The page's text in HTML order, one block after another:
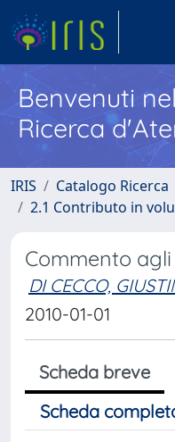
Benvenuti
Ricerca
IRIS Catalogo Ricerca
2.1 Contributo in
Commento agli
DI CECCO,
2010-01-01
Scheda breve
Scheda